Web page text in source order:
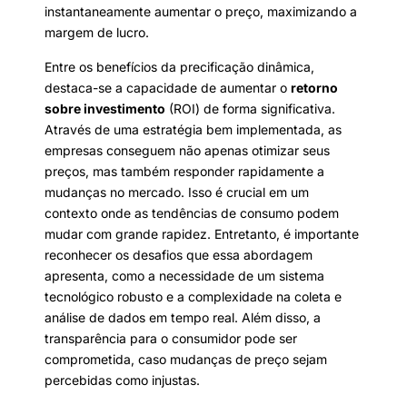
instantaneamente aumentar o preço, maximizando a
margem de lucro.
Entre os benefícios da precificação dinâmica,
destaca-se a capacidade de aumentar o retorno
sobre investimento (ROI) de forma significativa.
Através de uma estratégia bem implementada, as
empresas conseguem não apenas otimizar seus
preços, mas também responder rapidamente a
mudanças no mercado. Isso é crucial em um
contexto onde as tendências de consumo podem
mudar com grande rapidez. Entretanto, é importante
reconhecer os desafios que essa abordagem
apresenta, como a necessidade de um sistema
tecnológico robusto e a complexidade na coleta e
análise de dados em tempo real. Além disso, a
transparência para o consumidor pode ser
comprometida, caso mudanças de preço sejam
percebidas como injustas.